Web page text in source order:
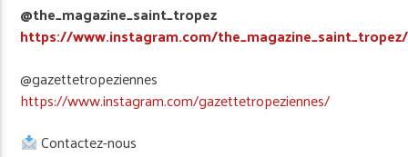
@the_magazine_saint_tropez
https://www.instagram.com/the_magazine_saint_tropez/
@gazettetropeziennes
https://www.instagram.com/gazettetropeziennes/
Contactez-nous